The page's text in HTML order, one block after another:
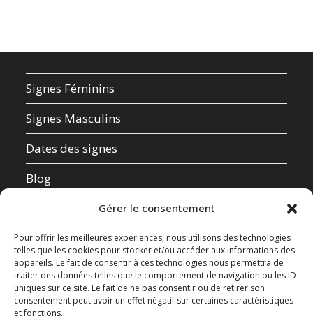
Gérer le consentement
Pour offrir les meilleures expériences, nous utilisons des technologies
telles que les cookies pour stocker et/ou accéder aux informations des
appareils. Le fait de consentir à ces technologies nous permettra de
traiter des données telles que le comportement de navigation ou les ID
uniques sur ce site. Le fait de ne pas consentir ou de retirer son
consentement peut avoir un effet négatif sur certaines caractéristiques
et fonctions.
Signes Féminins
Signes Masculins
Dates des signes
Blog
Mentions Légales
Données Personnelles
Contact